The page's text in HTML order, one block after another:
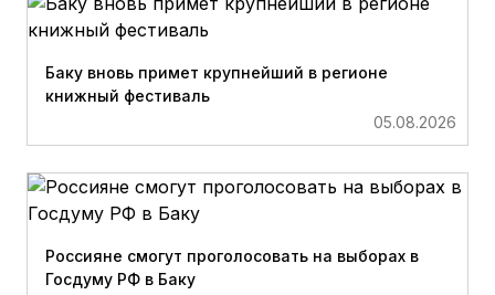
Баку вновь примет крупнейший в регионе
книжный фестиваль
05.08.2026
Россияне смогут проголосовать на выборах в
Госдуму РФ в Баку